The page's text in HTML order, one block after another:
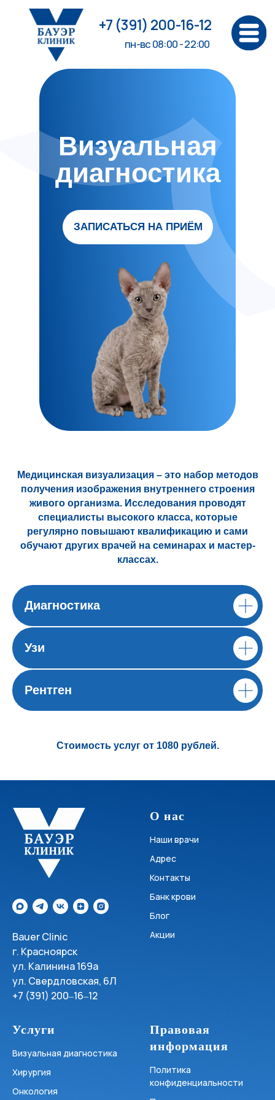
+7 (391) 200-16-12
пн-вс 08:00 - 22:00
Визуальная
диагностика
ЗАПИСАТЬСЯ НА ПРИЁМ
Медицинская визуализация – это набор методов
получения изображения внутреннего строения
живого организма. Исследования проводят
специалисты высокого класса, которые
регулярно повышают квалификацию и сами
обучают других врачей на семинарах и мастер-
классах.
Диагностика
Узи
Рентген
Стоимость услуг от 1080 рублей.
Bauer Clinic
г. Красноярск
ул. Калинина 169а
ул. Свердловская, 6Л
+7 (391) 200‒16‒12
О нас
Наши врачи
Адрес
Контакты
Банк крови
Блог
Акции
Услуги
Визуальная диагностика
Хирургия
Онкология
Правовая
информация
Политика
конфиденциальности